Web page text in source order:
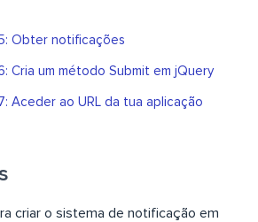
Obter notificações
Cria um método Submit em jQuery
Aceder ao URL da tua aplicação
criar o sistema de notificação em